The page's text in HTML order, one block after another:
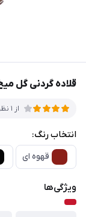
قلاده گردنی گل میخ
از 1 نظر
انتخاب رنگ:
قهوه ای
ویژگی‌ها